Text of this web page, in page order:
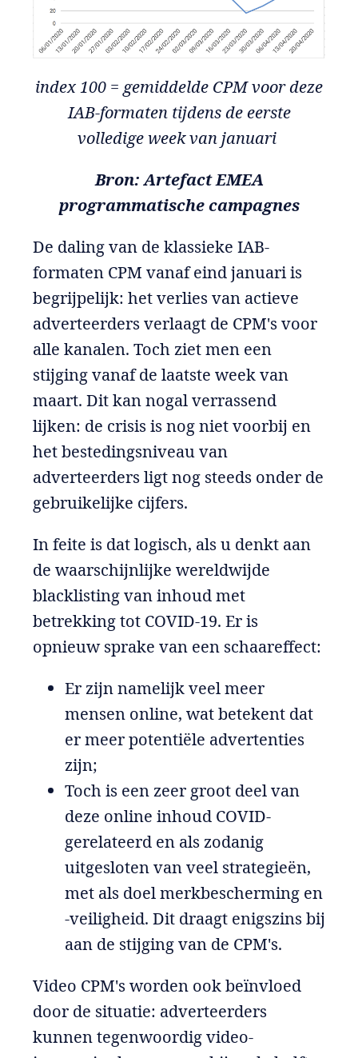
index 100 = gemiddelde CPM voor deze
IAB-formaten tijdens de eerste
volledige week van januari
Bron: Artefact EMEA
programmatische campagnes
De daling van de klassieke IAB-
formaten CPM vanaf eind januari is
begrijpelijk: het verlies van actieve
adverteerders verlaagt de CPM's voor
alle kanalen. Toch ziet men een
stijging vanaf de laatste week van
maart. Dit kan nogal verrassend
lijken: de crisis is nog niet voorbij en
het bestedingsniveau van
adverteerders ligt nog steeds onder de
gebruikelijke cijfers.
In feite is dat logisch, als u denkt aan
de waarschijnlijke wereldwijde
blacklisting van inhoud met
betrekking tot COVID-19. Er is
opnieuw sprake van een schaareffect:
Er zijn namelijk veel meer
mensen online, wat betekent dat
er meer potentiële advertenties
zijn;
Toch is een zeer groot deel van
deze online inhoud COVID-
gerelateerd en als zodanig
uitgesloten van veel strategieën,
met als doel merkbescherming en
-veiligheid. Dit draagt enigszins bij
aan de stijging van de CPM's.
Video CPM's worden ook beïnvloed
door de situatie: adverteerders
kunnen tegenwoordig video-